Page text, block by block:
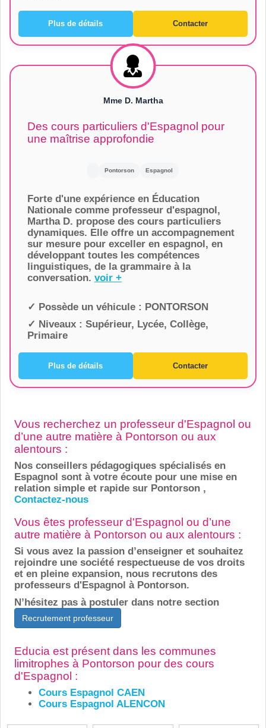
Plus de détails Contacter
Mme D. Martha
Des cours particuliers d'Espagnol pour
une maîtrise approfondie
Pontorson Espagnol
Forte d'une expérience en Éducation
Nationale comme professeur d'espagnol,
Martha D. propose des cours particuliers
dynamiques. Elle offre un accompagnement
sur mesure pour exceller en espagnol, en
développant toutes les compétences
linguistiques, de la grammaire à la
conversation. voir +
✓ Possède un véhicule : PONTORSON
✓ Niveaux : Supérieur, Lycée, Collège,
Primaire
Plus de détails Contacter
Vous recherchez un professeur d'Espagnol ou
d’une autre matière à Pontorson ou aux
alentours :
Nos conseillers pédagogiques spécialisés en
Espagnol sont à votre écoute pour une mise en
relation simple et rapide sur Pontorson ,
Contactez-nous
Vous êtes professeur d'Espagnol ou d’une
autre matière à Pontorson ou aux alentours :
Si vous avez la passion d’enseigner et souhaitez
rejoindre une société respectueuse de vos droits
et en pleine expansion, nous recrutons des
professeurs d'Espagnol à Pontorson.
N’hésitez pas à postuler dans notre section
Recrutement professeur
Educia est présent dans les communes
limitrophes à Pontorson pour des cours
d'Espagnol :
Cours Espagnol CAEN
Cours Espagnol ALENCON